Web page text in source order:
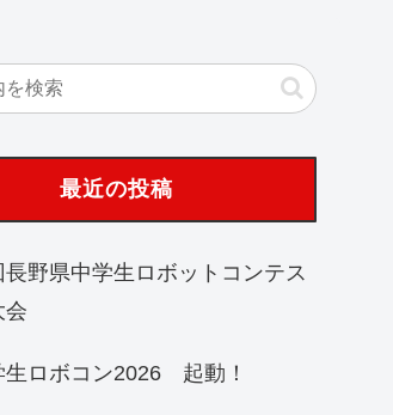
最近の投稿
野県中学生ロボットコンテス
会
生ロボコン2026 起動！